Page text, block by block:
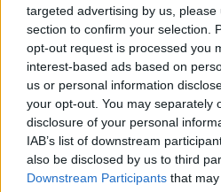
targeted advertising by us,
section to confirm your selection.
opt-out request is processed you
interest-based ads based on
us or personal information
your opt-out. You may separately
disclosure of your personal
IAB’s list of downstream
also be disclosed by us to third
Downstream Participants that
STT vadovas pasidalijo,
tarybos narių išmokų: yra
Žinios | Lietuvos diena
Nors J. Džiugelis kratosi
kyla abejonių: patarė, kaip jas
Žinios | Lietuvos diena